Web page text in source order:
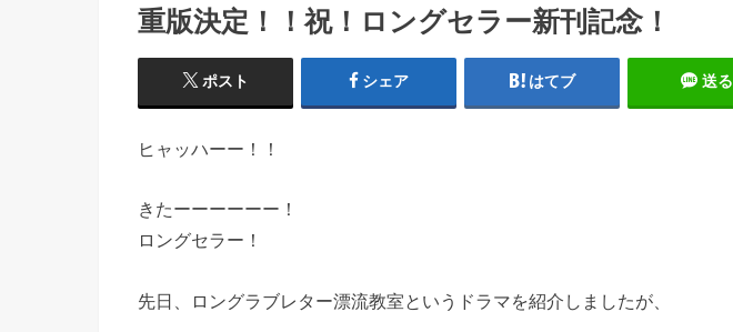
重版決定！！祝！ロングセラー新刊記念！
ポスト シェア はてブ 送る
ヒャッハーー！！
きたーーーーーー！
ロングセラー！
先日、ロングラブレター漂流教室というドラマを紹介しましたが、